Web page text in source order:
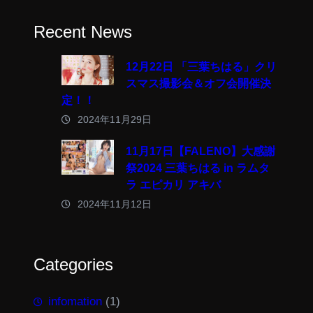
Recent News
12月22日 「三葉ちはる」クリ
スマス撮影会＆オフ会開催決
定！！
2024年11月29日
11月17日【FALENO】大感謝
祭2024 三葉ちはる in ラムタ
ラ エピカリ アキバ
2024年11月12日
Categories
infomation (1)